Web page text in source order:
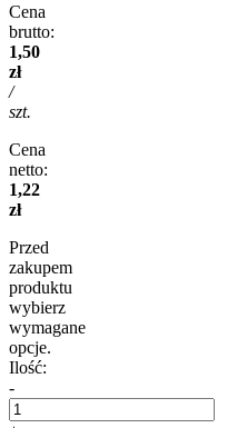
Cena
brutto:
1,50
zł
/
szt.
Cena
netto:
1,22
zł
Przed
zakupem
produktu
wybierz
wymagane
opcje.
Ilość:
-